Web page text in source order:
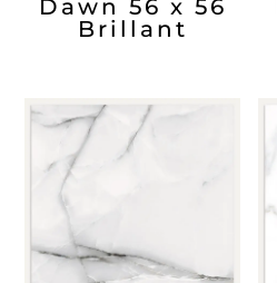
Dawn 56 x 56
Brillant